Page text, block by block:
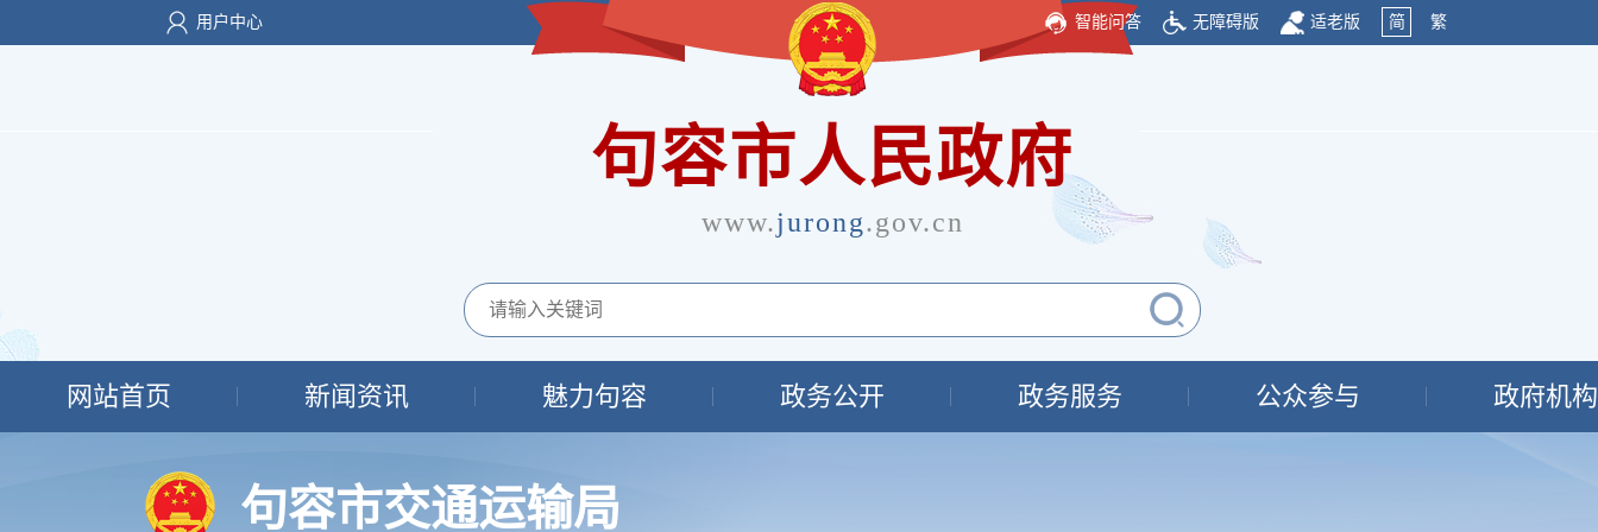
用户中心 智能问答 无障碍版 适老版 简 繁
句容市人民政府
www.jurong.gov.cn
网站首页 新闻资讯 魅力句容 政务公开 政务服务 公众参与 政府机构
句容市交通运输局